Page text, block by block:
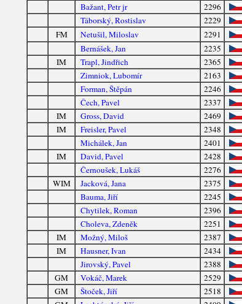
Bažant, Petr jr
2296
Táborský, Rostislav
2229
FM
Netušil, Miloslav 2291
Bernášek, Jan 2235
IM
Trapl, Jindřich 2365
Zimniok, Lubomír
2163
Forman, Štěpán
2246
Čech, Pavel
2337
IM
Gross, David 2469
IM
Freisler, Pavel 2348
Michálek, Jan
2401
IM
David, Pavel 2428
Černoušek, Lukáš
2276
WIM
Jacková, Jana 2375
Bauma, Jiří
2245
Chytilek, Roman
2396
Choleva, Zdeněk
2251
IM
Možný, Miloš 2387
IM
Hausner, Ivan 2434
Jirovský, Pavel
2388
GM
Vokáč, Marek 2529
GM
Štoček, Jiří 2518